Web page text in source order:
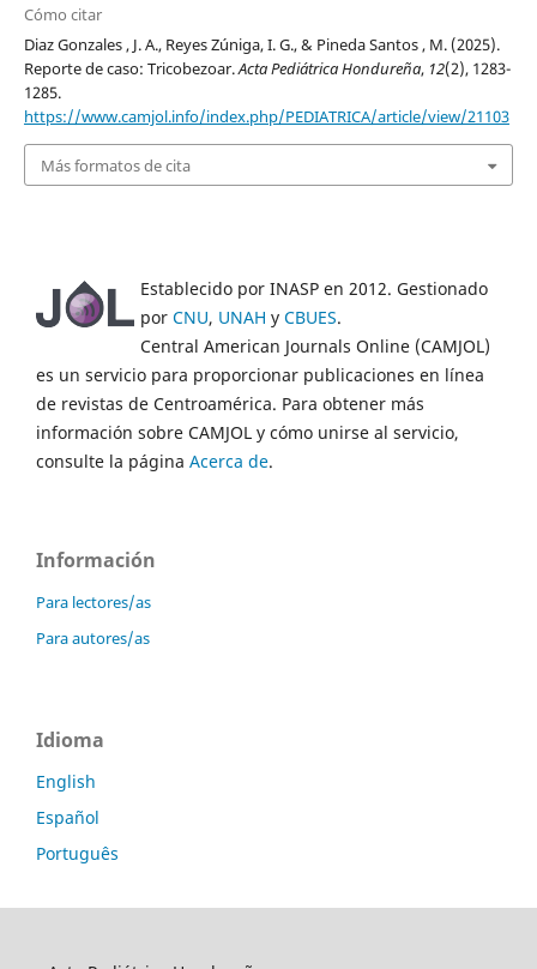
Cómo citar
Diaz Gonzales , J. A., Reyes Zúniga, I. G., & Pineda Santos , M. (2025).
Reporte de caso: Tricobezoar.Acta Pediátrica Hondureña, 12(2), 1283-
1285.
https://www.camjol.info/index.php/PEDIATRICA/article/view/21103
Más formatos de cita
Establecido por INASP en 2012. Gestionado
por CNU, UNAH y CBUES.
Central American Journals Online (CAMJOL)
es un servicio para proporcionar publicaciones en línea
de revistas de Centroamérica. Para obtener más
información sobre CAMJOL y cómo unirse al servicio,
consulte la página Acerca de.
Información
Para lectores/as
Para autores/as
Idioma
English
Español
Português